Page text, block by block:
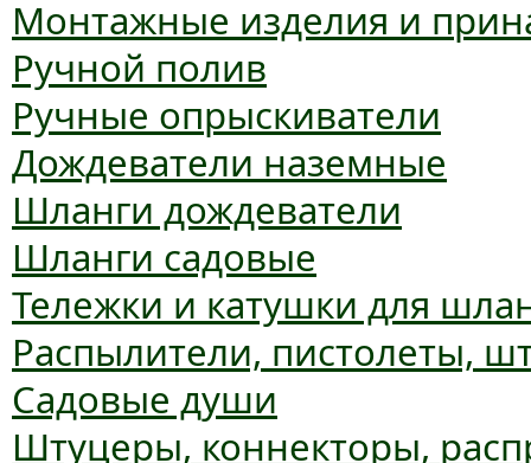
Монтажные изделия и
Ручной полив
Ручные опрыскиватели
Дождеватели наземные
Шланги дождеватели
Шланги садовые
Тележки и катушки для
Распылители, пистолеты,
Садовые души
Штуцеры, коннекторы,